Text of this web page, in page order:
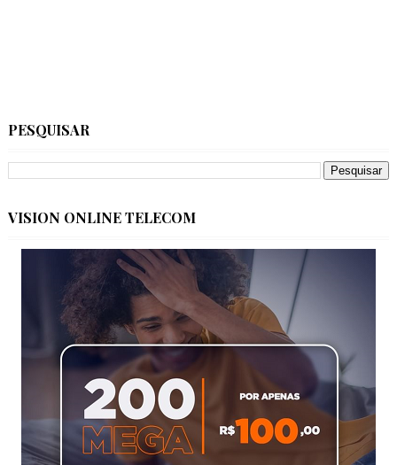
PESQUISAR
VISION ONLINE TELECOM